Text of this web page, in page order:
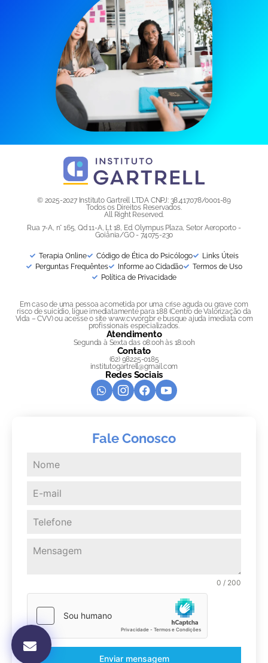
© 2025-2027 Instituto Gartrell LTDA CNPJ: 38.417.078/0001-89
Todos os Direitos Reservados.
All Right Reserved.
Rua 7-A, n° 165, Qd 11-A, Lt 18, Ed. Olympus Plaza, Setor Aeroporto -
Goiânia/GO - 74075-230
Terapia Online Código de Ética do Psicólogo
Links Úteis
Perguntas Frequêntes
Informe ao Cidadão
Termos de Uso
Política de Privacidade
Em caso de uma pessoa acometida por uma crise aguda ou grave com
risco de suicídio, ligue imediatamente para 188 (Centro de Valorização da
Vida – CVV) ou acesse o site www.cvv.org.br e busque ajuda imediata com
profissionais especializados.
Atendimento
Segunda à Sexta das 08:00h às 18:00h
Contato
(62) 98225-0185
institutogartrell@gmail.com
Redes Sociais
Fale Conosco
0 / 200
Enviar mensagem